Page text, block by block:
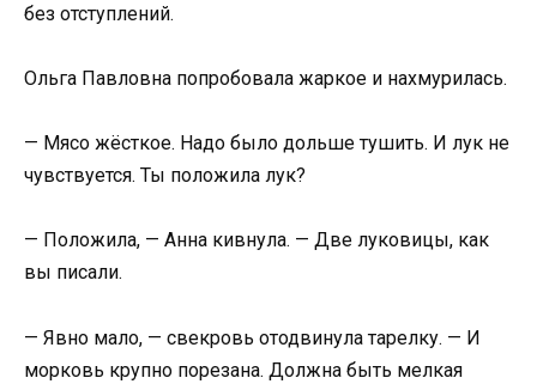
без отступлений.
Ольга Павловна попробовала жаркое и нахмурилась.
— Мясо жёсткое. Надо было дольше тушить. И лук не
чувствуется. Ты положила лук?
— Положила, — Анна кивнула. — Две луковицы, как
вы писали.
— Явно мало, — свекровь отодвинула тарелку. — И
морковь крупно порезана. Должна быть мелкая